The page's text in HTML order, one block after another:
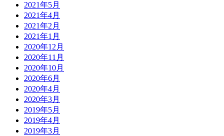
2021年5月
2021年4月
2021年2月
2021年1月
2020年12月
2020年11月
2020年10月
2020年6月
2020年4月
2020年3月
2019年5月
2019年4月
2019年3月